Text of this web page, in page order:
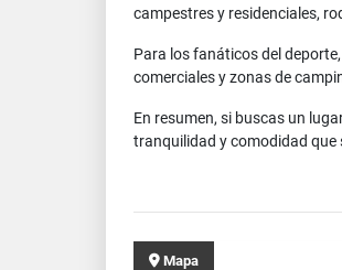
campestres y residenciales,
Para los fanáticos del
comerciales y zonas de
En resumen, si buscas un
tranquilidad y comodidad que
Mapa